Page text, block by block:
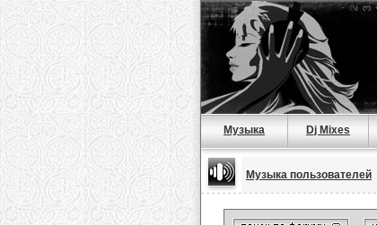
Музыка Dj Mixes
Музыка пользователей